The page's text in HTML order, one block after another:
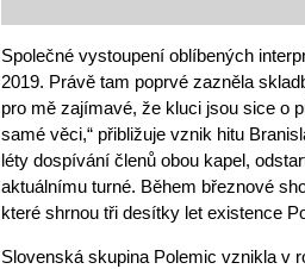
Společné vystoupení oblíbených
2019. Právě tam poprvé zazněla
pro mě zajímavé, že kluci jsou sice o
samé věci,“ přibližuje vznik hitu
léty dospívání členů obou kapel,
aktuálnímu turné. Během březnové
které shrnou tři desítky let existence
Slovenská skupina Polemic vznikla v